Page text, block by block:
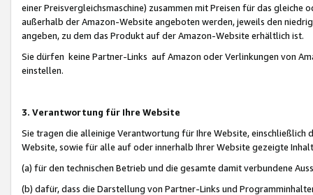
einer Preisvergleichsmaschine) zusammen mit Preisen für das
außerhalb der Amazon-Website angeboten werden, jeweils den
angeben, zu dem das Produkt auf der Amazon-Website erhältlich ist.
Sie dürfen keine Partner-Links auf Amazon oder Verlinkungen von
einstellen.
3. Verantwortung für Ihre Website
Sie tragen die alleinige Verantwortung für Ihre Website,
Website, sowie für alle auf oder innerhalb Ihrer Website gezeigte
(a) für den technischen Betrieb und die gesamte damit verbundene
(b) dafür, dass die Darstellung von Partner-Links und